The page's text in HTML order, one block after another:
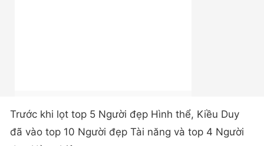
Trước khi lọt top 5 Người đẹp Hình thể, Kiều Duy
đã vào top 10 Người đẹp Tài năng và top 4 Người